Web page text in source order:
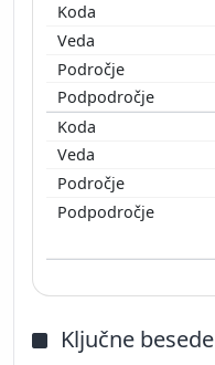
Ključne besede